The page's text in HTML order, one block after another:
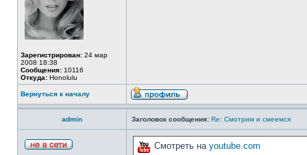
Зарегистрирован: 24 мар
2008 18:38
Сообщения: 10116
Откуда: Honolulu
Вернуться к началу
admin Заголовок сообщения: Re: Смотрим и смеемся
Смотреть на youtube.com